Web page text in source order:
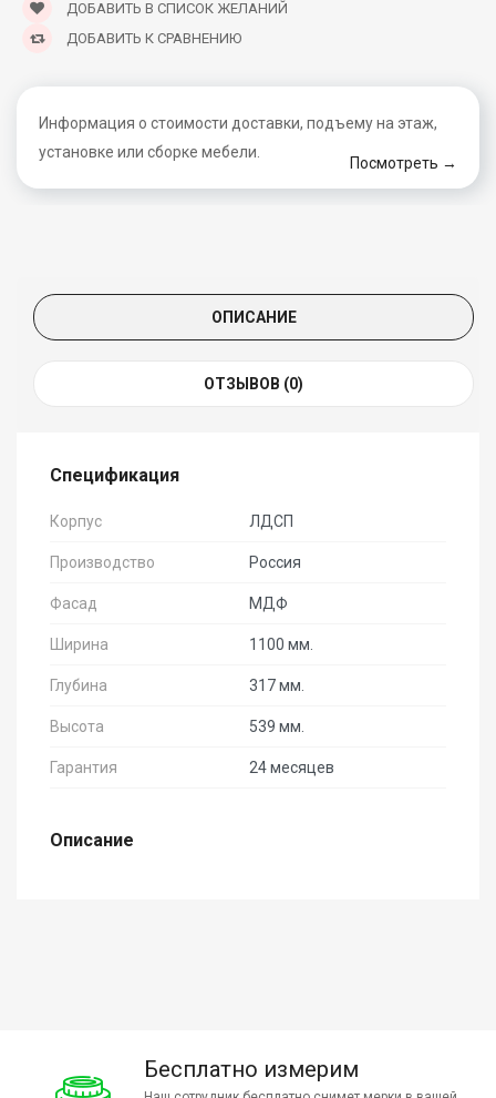
ДОБАВИТЬ В СПИСОК ЖЕЛАНИЙ
ДОБАВИТЬ К СРАВНЕНИЮ
Информация о стоимости доставки, подъему на этаж,
установке или сборке мебели.
Посмотреть →
ОПИСАНИЕ
ОТЗЫВОВ (0)
Спецификация
Корпус ЛДСП
Производство Россия
Фасад МДФ
Ширина 1100 мм.
Глубина 317 мм.
Высота 539 мм.
Гарантия 24 месяцев
Описание
Бесплатно измерим